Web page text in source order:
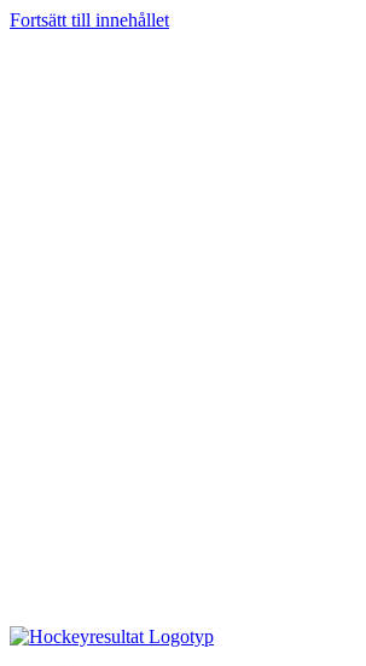
Fortsätt till innehållet